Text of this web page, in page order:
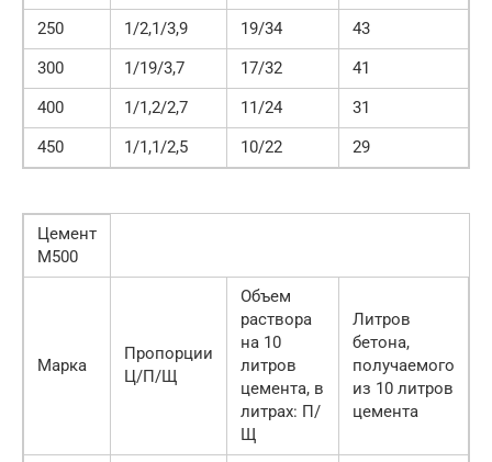
250
1/2,1/3,9 19/34
43
300
1/19/3,7 17/32
41
400
1/1,2/2,7 11/24
31
450
1/1,1/2,5 10/22 29
Цемент
М500
Марка
Пропорции
Ц/П/Щ
Объем
раствора
на 10
литров
цемента, в
литрах: П/
Щ
Литров
бетона,
получаемого
из 10 литров
цемента